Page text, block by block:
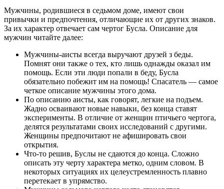
Мужчины, родившиеся в седьмом доме, имеют свои
привычки и предпочтения, отличающие их от других знаков.
За их характер отвечает сам чертог Бусла. Описание для
мужчин читайте далее:
Мужчины-аисты всегда выручают друзей з беды.
Помнят они также о тех, кто лишь однажды оказал им
помощь. Если эти люди попали в беду, Бусла
обязательно побежит им на помощь! Спасатель — самое
четкое описание мужчины этого дома.
По описанию аисты, как говорят, легкие на подъем.
Жадно осваивают новые навыки, без конца ставят
эксперименты. В отличие от женщин птичьего чертога,
делятся результатами своих исследований с другими.
Женщины предпочитают не афишировать свои
открытия.
Что-то решив, Буслы не сдаются до конца. Сложно
описать эту черту характера метко, одним словом. В
некоторых ситуациях их целеустремленность плавно
перетекает в упрямство.